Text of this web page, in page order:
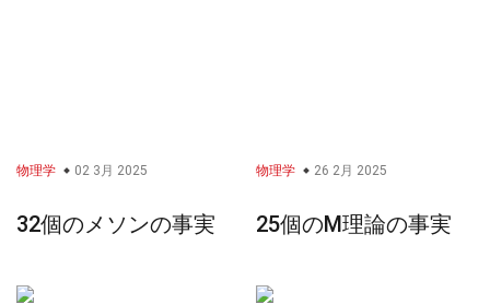
物理学 02 3月 2025
32個のメソンの事実
物理学 26 2月 2025
25個のM理論の事実